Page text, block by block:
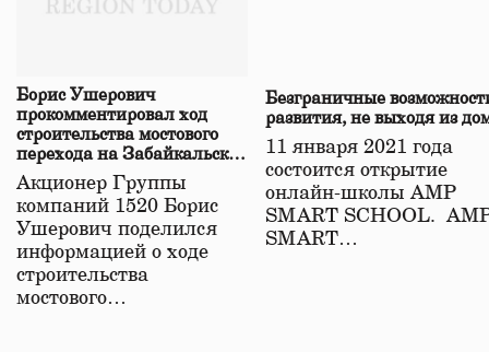
Борис Ушерович
прокомментировал ход
строительства мостового
перехода на Забайкальской
железной дороге
Акционер Группы
компаний 1520 Борис
Ушерович поделился
информацией о ходе
строительства
мостового…
Безграничные
развития, не выходя из
11 января 2021 года
состоится открытие
онлайн-школы АМР
SMART SCHOOL.
SMART…